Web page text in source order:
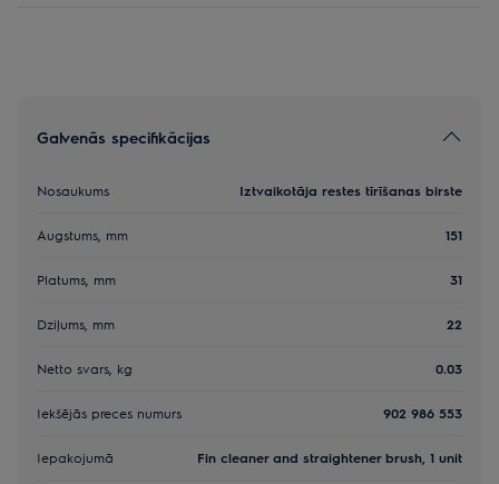
Galvenās specifikācijas
Nosaukums Iztvaikotāja restes tīrīšanas birste
Augstums, mm 151
Platums, mm 31
Dziļums, mm 22
Netto svars, kg 0.03
Iekšējās preces numurs 902 986 553
Iepakojumā Fin cleaner and straightener brush, 1 unit